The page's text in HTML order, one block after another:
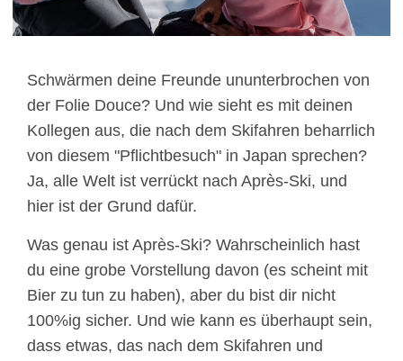
Schwärmen deine Freunde ununterbrochen von
der Folie Douce? Und wie sieht es mit deinen
Kollegen aus, die nach dem Skifahren beharrlich
von diesem "Pflichtbesuch" in Japan sprechen?
Ja, alle Welt ist verrückt nach Après-Ski, und
hier ist der Grund dafür.
Was genau ist Après-Ski? Wahrscheinlich hast
du eine grobe Vorstellung davon (es scheint mit
Bier zu tun zu haben), aber du bist dir nicht
100%ig sicher. Und wie kann es überhaupt sein,
dass etwas, das nach dem Skifahren und